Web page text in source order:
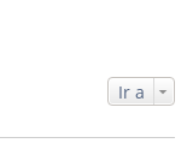
Ir a